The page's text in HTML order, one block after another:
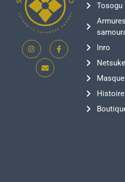
Tosogu
Inro
Netsuke
Histoire